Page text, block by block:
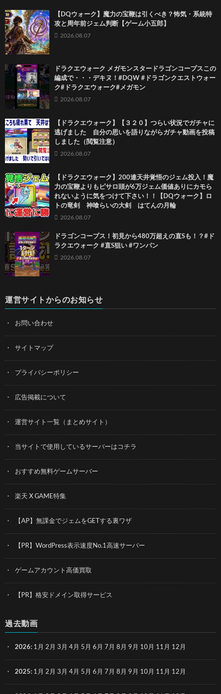
【DQウォーク】魔力の宝鞭は引くべき？怖気・系統特
攻と周年前ジェム判断【ゲーム小五郎】
2026.08.07
ドラクエウォーク メガモンスタードラゴンコープスこの
編成で・・・デキヌ！#DQW #ドラゴンクエストウォー
ク#ドラクエウォーク#メガモン
2026.08.07
【ドラクエウォーク】【３２０】つらい状況でガチャに
逃げました 自分の思いを語りながらガチャ動画を投稿
しました（閲覧注意）
2026.08.07
【ドラクエウォーク】200連天井覚悟のジェム投入！魔
力の宝鞭よりもピサロ頭が6万ジェム価値ありにカモら
れないように気をつけて下さい！！【DQウォーク】ロ
トの竜剣 神喰らいの大剣 はてんの月輪
2026.08.07
ドラゴンコープス！初見から480万超えの直Sも！？#ド
ラクエウォーク #直S狙い #ワンパン
2026.08.07
運営サイトからのお知らせ
お問い合わせ
サイトマップ
プライバシーポリシー
広告掲載について
運営サイト一覧（まとめサイト）
当サイトで使用しているサーバーはコチラ
おすすめ無料ゲームサーバー
楽天 X GAME特集
【AP】無課金でジェムをGETする裏ワザ
【PR】WordPress表示速度No.1高速サーバー
ゲームアカウント高価買取
【PR】格安ドメイン取得サービス
過去動画
2026: 1月 2月 3月 4月 5月 6月 7月 8月 9月 10月 11月 12月
2025: 1月 2月 3月 4月 5月 6月 7月 8月 9月 10月 11月 12月